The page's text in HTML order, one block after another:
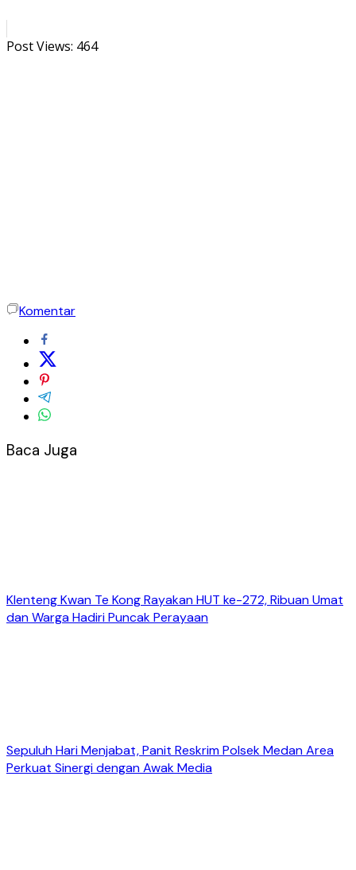
Post Views: 464
Komentar
Baca Juga
Klenteng Kwan Te Kong Rayakan HUT ke-272, Ribuan Umat
dan Warga Hadiri Puncak Perayaan
Sepuluh Hari Menjabat, Panit Reskrim Polsek Medan Area
Perkuat Sinergi dengan Awak Media